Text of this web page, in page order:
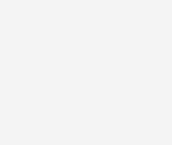
tenemos este punto de
cantidad que se gasta, hay
Un ejemplo el DHUB:
debe tener un peso
de cambiar su lógica
e impide planificar.